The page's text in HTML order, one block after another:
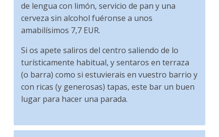
de lengua con limón, servicio de pan y una
cerveza sin alcohol fuéronse a unos
amabilísimos 7,7 EUR.
Si os apete saliros del centro saliendo de lo
turísticamente habitual, y sentaros en terraza
(o barra) como si estuvierais en vuestro barrio y
con ricas (y generosas) tapas, este bar un buen
lugar para hacer una parada.